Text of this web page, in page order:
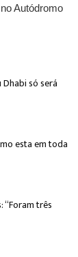
Autódromo
só será
esta em toda
“Foram três